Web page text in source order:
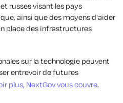
russes visant les pays
ainsi que des moyens d'aider
place des infrastructures
sur la technologie peuvent
entrevoir de futures
plus, NextGov vous couvre.